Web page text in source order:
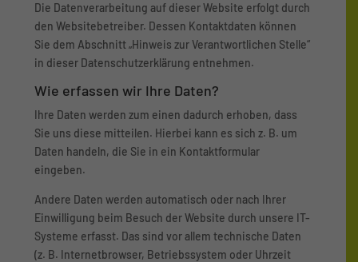
Die Datenverarbeitung auf dieser Website erfolgt durch
den Websitebetreiber. Dessen Kontaktdaten können
Sie dem Abschnitt „Hinweis zur Verantwortlichen Stelle“
in dieser Datenschutzerklärung entnehmen.
Wie erfassen wir Ihre Daten?
Ihre Daten werden zum einen dadurch erhoben, dass
Sie uns diese mitteilen. Hierbei kann es sich z. B. um
Daten handeln, die Sie in ein Kontaktformular
eingeben.
Andere Daten werden automatisch oder nach Ihrer
Einwilligung beim Besuch der Website durch unsere IT-
Systeme erfasst. Das sind vor allem technische Daten
(z. B. Internetbrowser, Betriebssystem oder Uhrzeit